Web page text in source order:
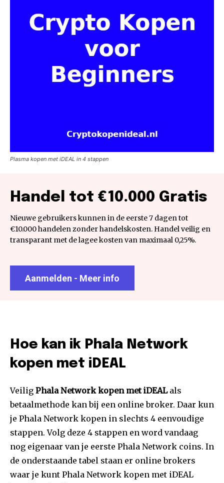
Plasma kopen met iDEAL in 4 stappen
Handel tot €10.000 Gratis
Nieuwe gebruikers kunnen in de eerste 7 dagen tot
€10.000 handelen zonder handelskosten. Handel veilig en
transparant met de lagee kosten van maximaal 0,25%.
Aanmelden - Meer info
Hoe kan ik Phala Network
kopen met iDEAL
Veilig Phala Network kopen met iDEALals
betaalmethode kan bij een online broker. Daar kun
je Phala Network kopen in slechts 4 eenvoudige
stappen. Volg deze 4 stappen en word vandaag
nog eigenaar van je eerste Phala Network coins. In
de onderstaande tabel staan er online brokers
waar je kunt Phala Network kopen met iDEAL